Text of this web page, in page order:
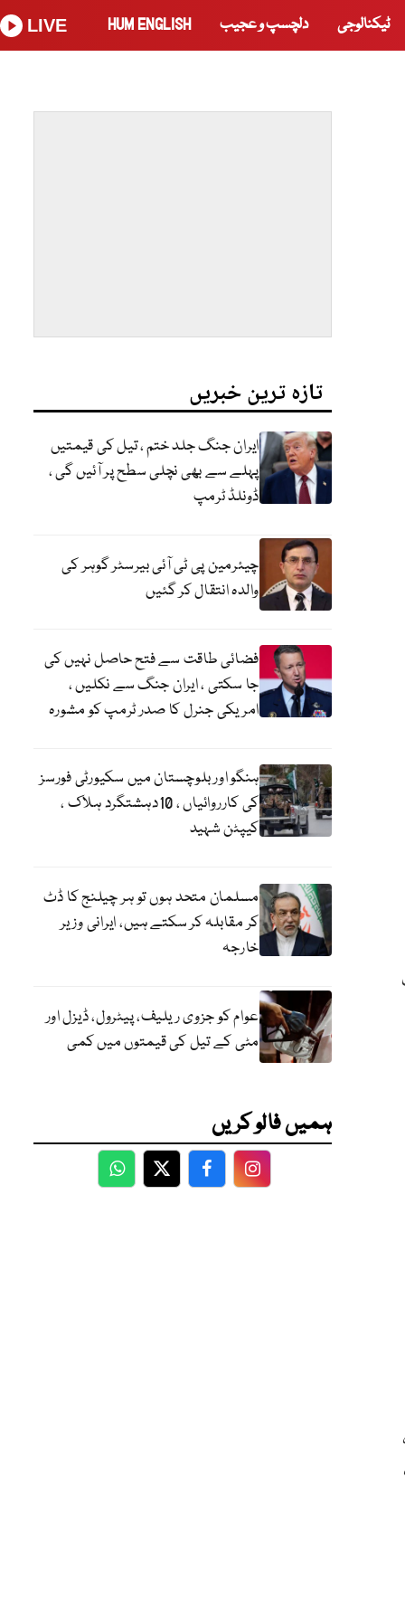
ٹیکنالوجی دلچسپ و عجیب HUM ENGLISH
LIVE
تازہ ترین خبریں
ایران جنگ جلد ختم ، تیل کی قیمتیں
پہلے سے بھی نچلی سطح پر آئیں گی ،
ڈونلڈ ٹرمپ
چیئرمین پی ٹی آئی بیرسٹر گوہر کی
والدہ انتقال کر گئیں
فضائی طاقت سے فتح حاصل نہیں کی
جا سکتی ، ایران جنگ سے نکلیں ،
امریکی جنرل کا صدر ٹرمپ کو مشورہ
ہنگو اور بلوچستان میں سکیورٹی فورسز
کی کارروائیاں ، 10دہشتگرد ہلاک ،
کیپٹن شہید
مسلمان متحد ہوں تو ہر چیلنج کا ڈٹ
کر مقابلہ کر سکتے ہیں، ایرانی وزیر
خارجہ
عوام کو جزوی ریلیف، پیٹرول، ڈیزل اور
مٹی کے تیل کی قیمتوں میں کمی
ہمیں فالو کریں
WhatsApp
TwitterFacebookFacebook